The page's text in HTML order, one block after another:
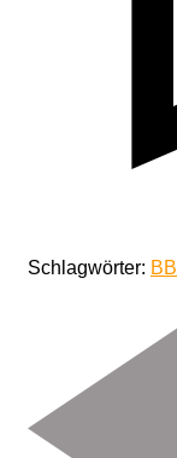
Schlagwörter: